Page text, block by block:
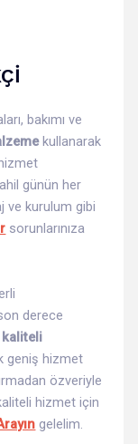
bakımı ve
kullanarak
günün her
ve kurulum gibi
sorunlarınıza
derece
kaliteli
geniş hizmet
özveriyle
hizmet için
gelelim.